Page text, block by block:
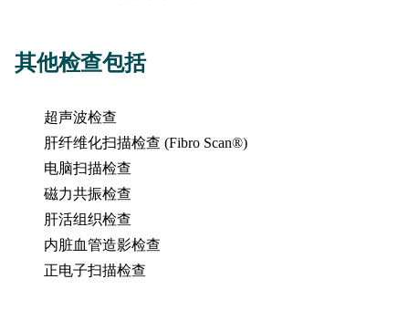
其他检查包括
超声波检查
肝纤维化扫描检查 (Fibro Scan®)
电脑扫描检查
磁力共振检查
肝活组织检查
内脏血管造影检查
正电子扫描检查